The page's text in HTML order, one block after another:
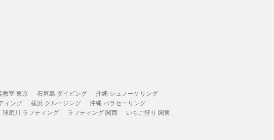
教室 東京 石垣島 ダイビング
沖縄 シュノーケリング
ィング 横浜 クルージング
沖縄 パラセーリング
球磨川 ラフティング ラフティング 関西
いちご狩り 関東